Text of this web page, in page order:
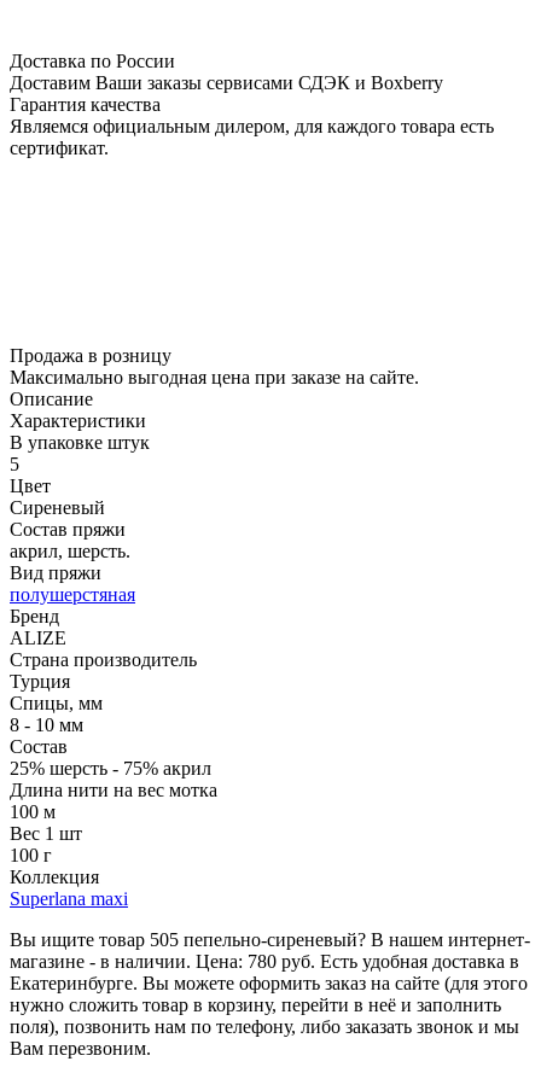
Доставка по России
Доставим Ваши заказы сервисами СДЭК и Boxberry
Гарантия качества
Являемся официальным дилером, для каждого товара есть
сертификат.
Продажа в розницу
Максимально выгодная цена при заказе на сайте.
Описание
Характеристики
В упаковке штук
5
Цвет
Сиреневый
Состав пряжи
акрил, шерсть.
Вид пряжи
полушерстяная
Бренд
ALIZE
Страна производитель
Турция
Спицы, мм
8 - 10 мм
Состав
25% шерсть - 75% акрил
Длина нити на вес мотка
100 м
Вес 1 шт
100 г
Коллекция
Superlana maxi
Вы ищите товар 505 пепельно-сиреневый? В нашем интернет-
магазине - в наличии. Цена: 780 руб. Есть удобная доставка в
Екатеринбурге. Вы можете оформить заказ на сайте (для этого
нужно сложить товар в корзину, перейти в неё и заполнить
поля), позвонить нам по телефону, либо заказать звонок и мы
Вам перезвоним.